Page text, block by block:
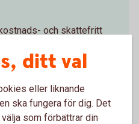
och skattefritt
Privat är
schablonskatt, så
varje år.
återköp) är avgiftsfritt.
avkastningsskatt ut.
ditt val
eller liknande
ska fungera för dig. Det
som förbättrar din